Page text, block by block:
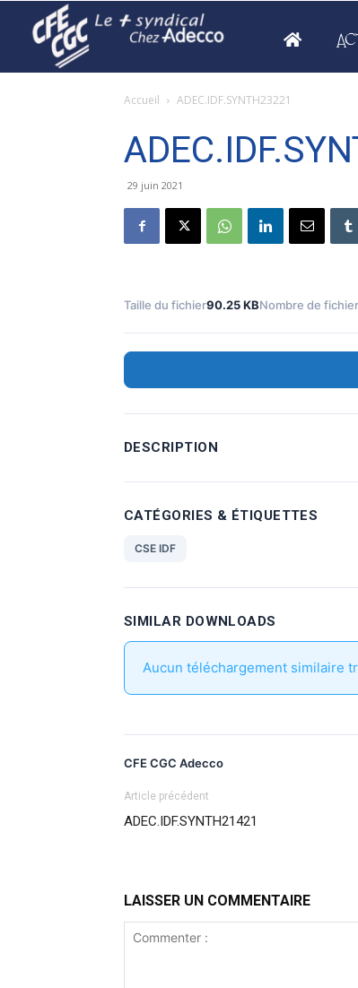
Accueil ADEC.IDF.SYNTH23221
29 juin 2021
Taille du fichier90.25 KBNombre de
DESCRIPTION
CATÉGORIES & ÉTIQUETTES
CSE IDF
SIMILAR DOWNLOADS
Aucun téléchargement similaire
CFE CGC Adecco
Article précédent
ADEC.IDF.SYNTH21421
LAISSER UN COMMENTAIRE